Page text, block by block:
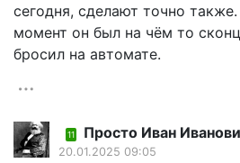
сегодня, сделают точно
момент он был на чём то
бросил на автомате.
11 Просто Иван
20.01.2025 09:05